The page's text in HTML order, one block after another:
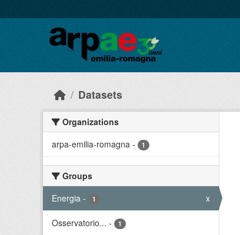
Datasets
Organizations
arpa-emilia-romagna - 1
Groups
Energia - 1 x
Osservatorio... - 1